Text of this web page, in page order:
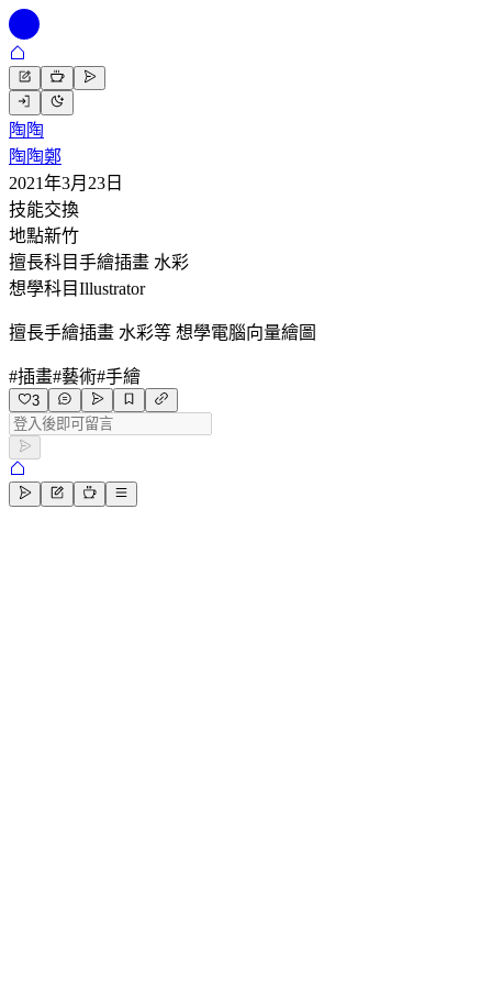
陶陶
陶陶鄭
2021年3月23日
技能交換
地點新竹
擅長科目手繪插畫 水彩
想學科目Illustrator
擅長手繪插畫 水彩等 想學電腦向量繪圖
#插畫#藝術#手繪
3